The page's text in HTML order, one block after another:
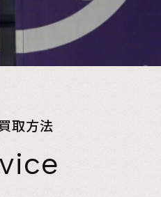
取方法